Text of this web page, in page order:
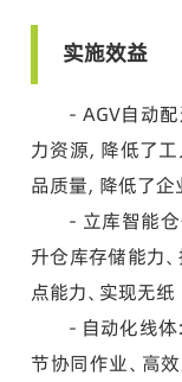
实施效益
- AGV自动配
力资源，降低了
品质量，降低了
- 立库智能仓
升仓库存储能力
点能力、实现无纸
- 自动化线体：
节协同作业、高